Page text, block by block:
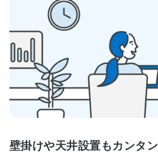
壁掛けや天井設置もカンタン